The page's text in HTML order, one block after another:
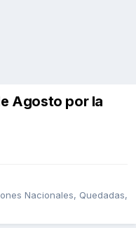
Agosto por la
Nacionales, Quedadas,